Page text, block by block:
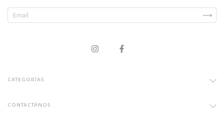
CATEGORÍAS
CONTACTÁNOS